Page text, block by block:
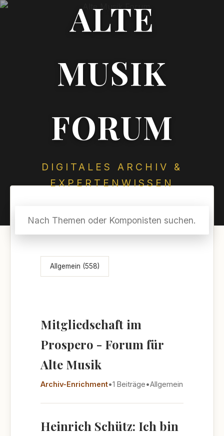
ALTE
MUSIK
FORUM
DIGITALES ARCHIV &
EXPERTENWISSEN
Themenübersicht
Allgemein (558)
Mitgliedschaft im
Prospero - Forum für
Alte Musik
Archiv-Enrichment•1 Beiträge•Allgemein
Heinrich Schütz: Ich bin